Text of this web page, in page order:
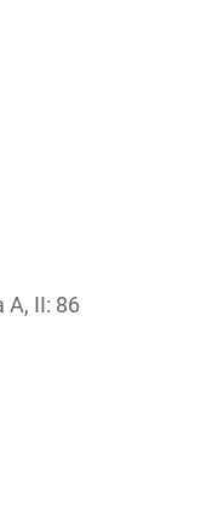
A, II: 86